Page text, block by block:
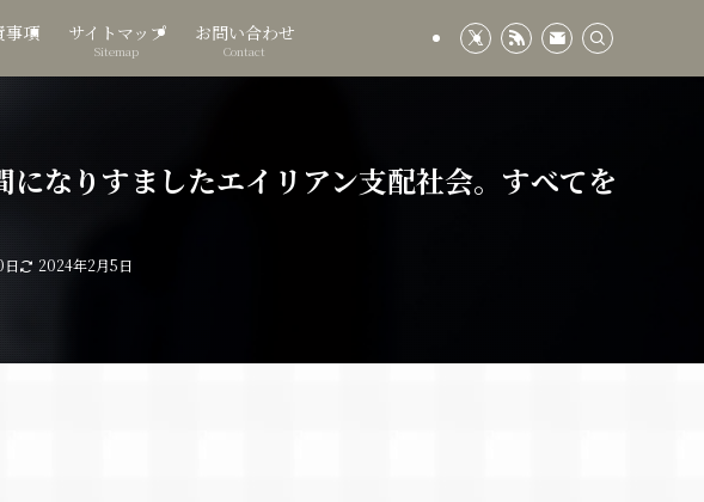
事項 サイトマップ
Sitemap
お問い合わせ
Contact
なりすましたエイリアン支配社会。すべてを
日 2024年2月5日